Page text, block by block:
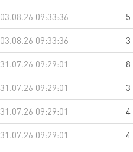
03.08.26 09:33:36
5
03.08.26 09:33:36
3
31.07.26 09:29:01
8
31.07.26 09:29:01
3
31.07.26 09:29:01
4
31.07.26 09:29:01
4